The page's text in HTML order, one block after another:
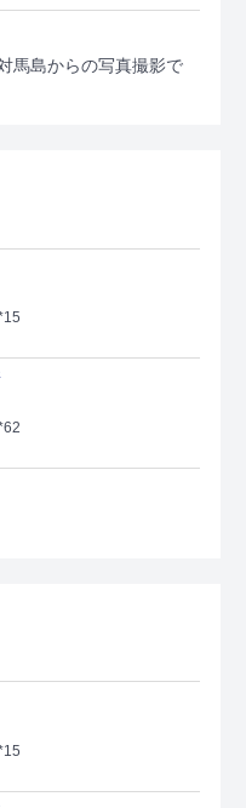
馬島からの写真撮影で